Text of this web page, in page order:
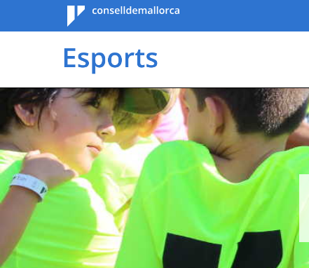
Consell de
Mallorca